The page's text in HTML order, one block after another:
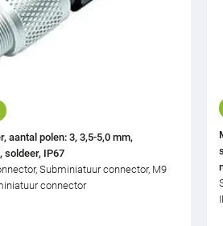
aantal polen: 3, 3,5-5,0 mm,
soldeer, IP67
Subminiatuur connector, M9
connector